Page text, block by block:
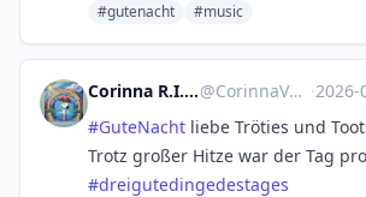
#gutenacht #music
Corinna R.I.P. Natenom :nona:@CorinnaVahrenk1@troet.cafe ·2026-
#GuteNacht liebe Tröties und
Trotz großer Hitze war der Tag
#dreigutedingedestages